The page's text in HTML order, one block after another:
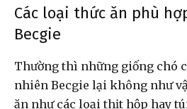
Các loại thức ăn phù
Becgie
Thường thì những giống chó
nhiên Becgie lại không như
ăn như các loại thịt hộp hay